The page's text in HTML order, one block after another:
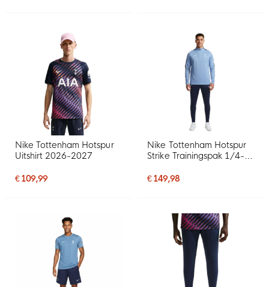
Nike Tottenham Hotspur
Uitshirt 2026-2027
€ 109,99
Nike Tottenham Hotspur
Strike Trainingspak 1/4-
Lichtblauw Donkerblauw
€ 149,98